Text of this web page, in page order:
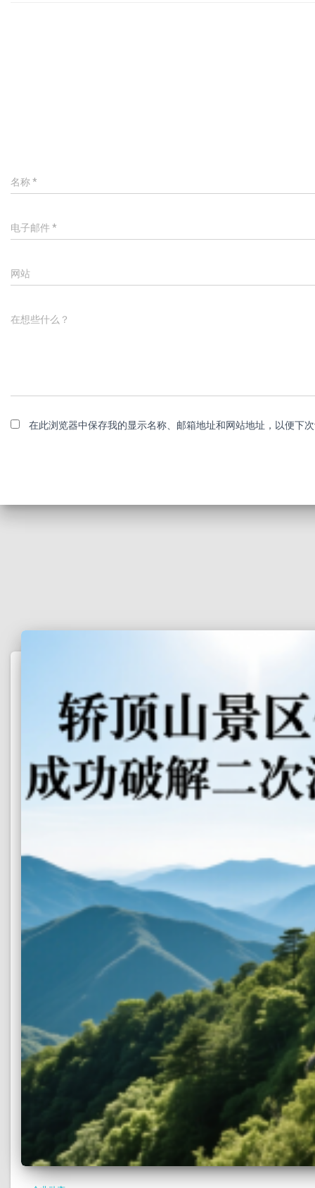
名称*
电子邮件 *
网站
在想些什么？
在此浏览器中保存我的显示名称、邮箱地址和网站地址，以便下